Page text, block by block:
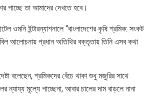
পাচ্ছে তা আমাদের দেখতে হবে।
ওমনি ইন্টারন্যাশনালে “বাংলাদেশের কৃষি শ্রমিক: সংকট
আলোচনায় প্রধান অতিথির বক্তৃতায় তিনি এসব কথা
বলেছেন, শ্রমিকদের বেঁচে থাকা শুধু মজুরির সাথে
মূল্যে পাচ্ছেনা, আবার চালের দাম বাড়লে নানা